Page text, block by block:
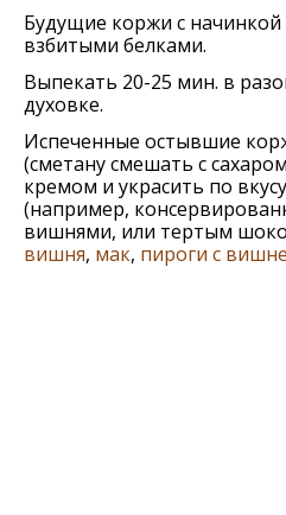
Будущие коржи с начинкой
взбитыми белками.
Выпекать 20-25 мин. в
духовке.
Испеченные остывшие
(сметану смешать с
кремом и украсить по вкусу
(например,
вишнями, или тертым
вишня, мак, пироги с